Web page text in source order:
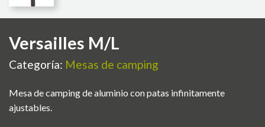
Versailles M/L
Categoría: Mesas de camping
Mesa de camping de aluminio con patas infinitamente
ajustables.